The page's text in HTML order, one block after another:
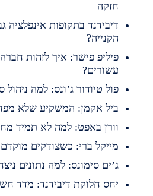
בתקופות אינפלציה גבוהה –
פישר: איך לזהות חברה
טיודור ג’ונס: למה ניהול סיכון
אקמן: המשקיע שלא מפחד
באפט: למה לא תמיד מחזיקים
ברי: כשצודקים מוקדם
סימונס: למה נתונים ניצחו
חלוקת דיבידנד: מדד חשוב